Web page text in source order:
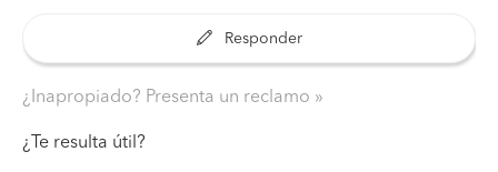
Responder
¿Inapropiado? Presenta un reclamo
¿Te resulta útil?